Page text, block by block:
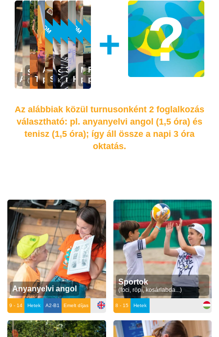
Anyanyelvi angol
Sportok
(foci, röpi, kosárlabda...)
Tenisz
Amigurumi
plüsskészítés
ÚJ TARTALOM
Sütisütés
ÚJ
Sütisütés angolul
kezdő szinttől
ÚJRA
3D dizájn és
nyomtatás
ÚJ
Hacker & AI
ÚJ TARTALOM
Minecraft-
programozás
ÚJRA
Roblox-
programozás
+
Az alábbiak közül turnusonként 2 foglalkozás
választható: pl. anyanyelvi angol (1,5 óra) és
tenisz (1,5 óra); így áll össze a napi 3 óra
oktatás.
Anyanyelvi angol
9 - 14 Hetek A2-B1 Emelt díjas
Sportok
(foci, röpi, kosárlabda...)
8 - 15 Hetek